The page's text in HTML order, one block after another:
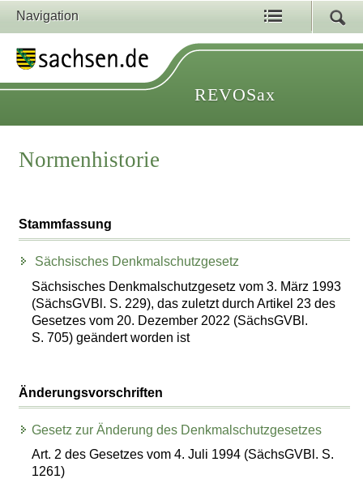
Navigation
REVOSax
Normenhistorie
Stammfassung
Sächsisches Denkmalschutzgesetz
Sächsisches Denkmalschutzgesetz vom 3. März 1993
(SächsGVBl. S. 229), das zuletzt durch Artikel 23 des
Gesetzes vom 20. Dezember 2022 (SächsGVBl.
S. 705) geändert worden ist
Änderungsvorschriften
Gesetz zur Änderung des Denkmalschutzgesetzes
Art. 2 des Gesetzes vom 4. Juli 1994 (SächsGVBl. S.
1261)